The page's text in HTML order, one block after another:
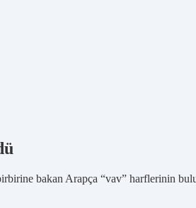
birbirine bakan Arapça “vav”